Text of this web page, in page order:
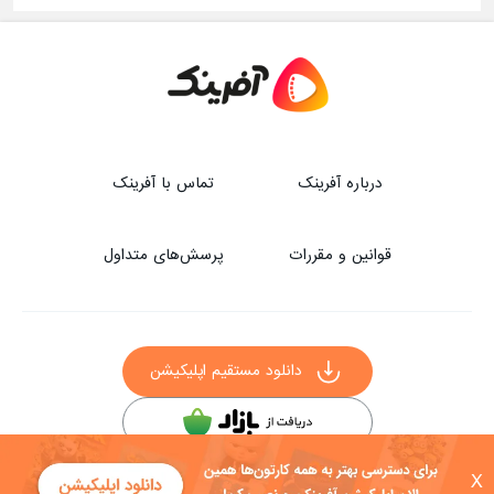
X
درباره آفرینک تماس با آفرینک
قوانین و مقررات پرسش‌های متداول
دانلود مستقیم اپلیکیشن
سایر راه‌های دانلود آفرینک